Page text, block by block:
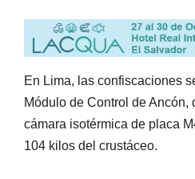
En Lima, las confiscaciones
Módulo de Control de Ancón,
cámara isotérmica de placa
104 kilos del crustáceo.